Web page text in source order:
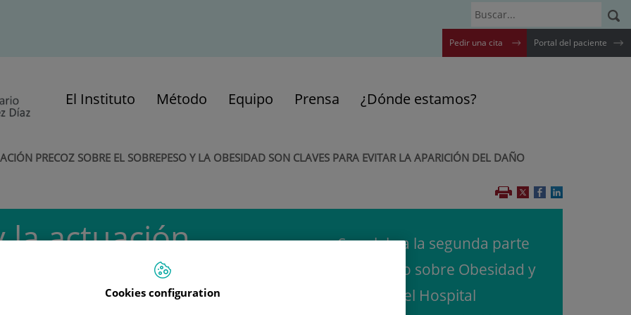
Pedir una cita Portal del paciente
El Instituto Método Equipo Prensa ¿Dónde estamos?
PRECOZ SOBRE EL SOBREPESO Y LA OBESIDAD SON CLAVES PARA EVITAR LA APARICIÓN DEL DAÑO
la actuación
y la
Se celebra la segunda parte
del I Curso sobre Obesidad y
Mujer en el Hospital
Cookies configuration